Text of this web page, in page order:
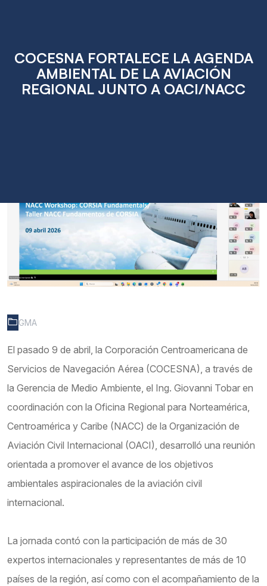
COCESNA FORTALECE LA AGENDA
AMBIENTAL DE LA AVIACIÓN
REGIONAL JUNTO A OACI/NACC
GMA
El pasado 9 de abril, la Corporación Centroamericana de
Servicios de Navegación Aérea (COCESNA), a través de
la Gerencia de Medio Ambiente, el Ing. Giovanni Tobar en
coordinación con la Oficina Regional para Norteamérica,
Centroamérica y Caribe (NACC) de la Organización de
Aviación Civil Internacional (OACI), desarrolló una reunión
orientada a promover el avance de los objetivos
ambientales aspiracionales de la aviación civil
internacional.
La jornada contó con la participación de más de 30
expertos internacionales y representantes de más de 10
países de la región, así como con el acompañamiento de la